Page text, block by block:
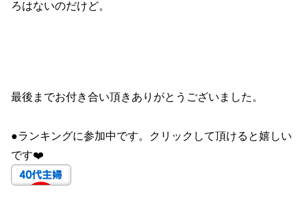
ろはないのだけど。
最後までお付き合い頂きありがとうございました。
●ランキングに参加中です。クリックして頂けると嬉しい
です❤️